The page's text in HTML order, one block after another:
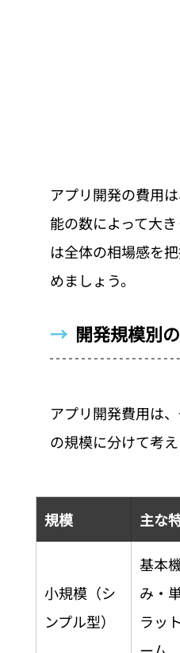
アプリ開発の費用
能の数によって大
は全体の相場感を
めましょう。
→ 開発規模別
アプリ開発費用は
の規模に分けて考え
規模 主な
小規模（シ
ンプル型）
基本
み・
ラッ